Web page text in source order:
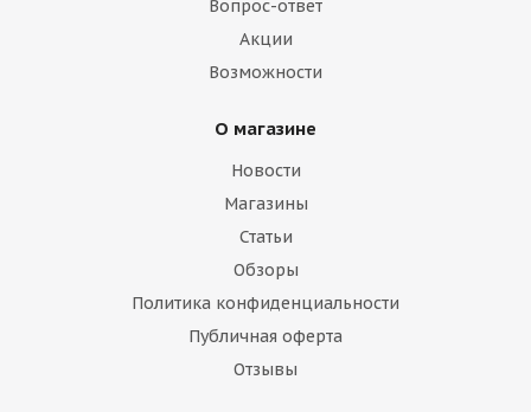
Вопрос-ответ
Акции
Возможности
О магазине
Новости
Магазины
Статьи
Обзоры
Политика конфиденциальности
Публичная оферта
Отзывы